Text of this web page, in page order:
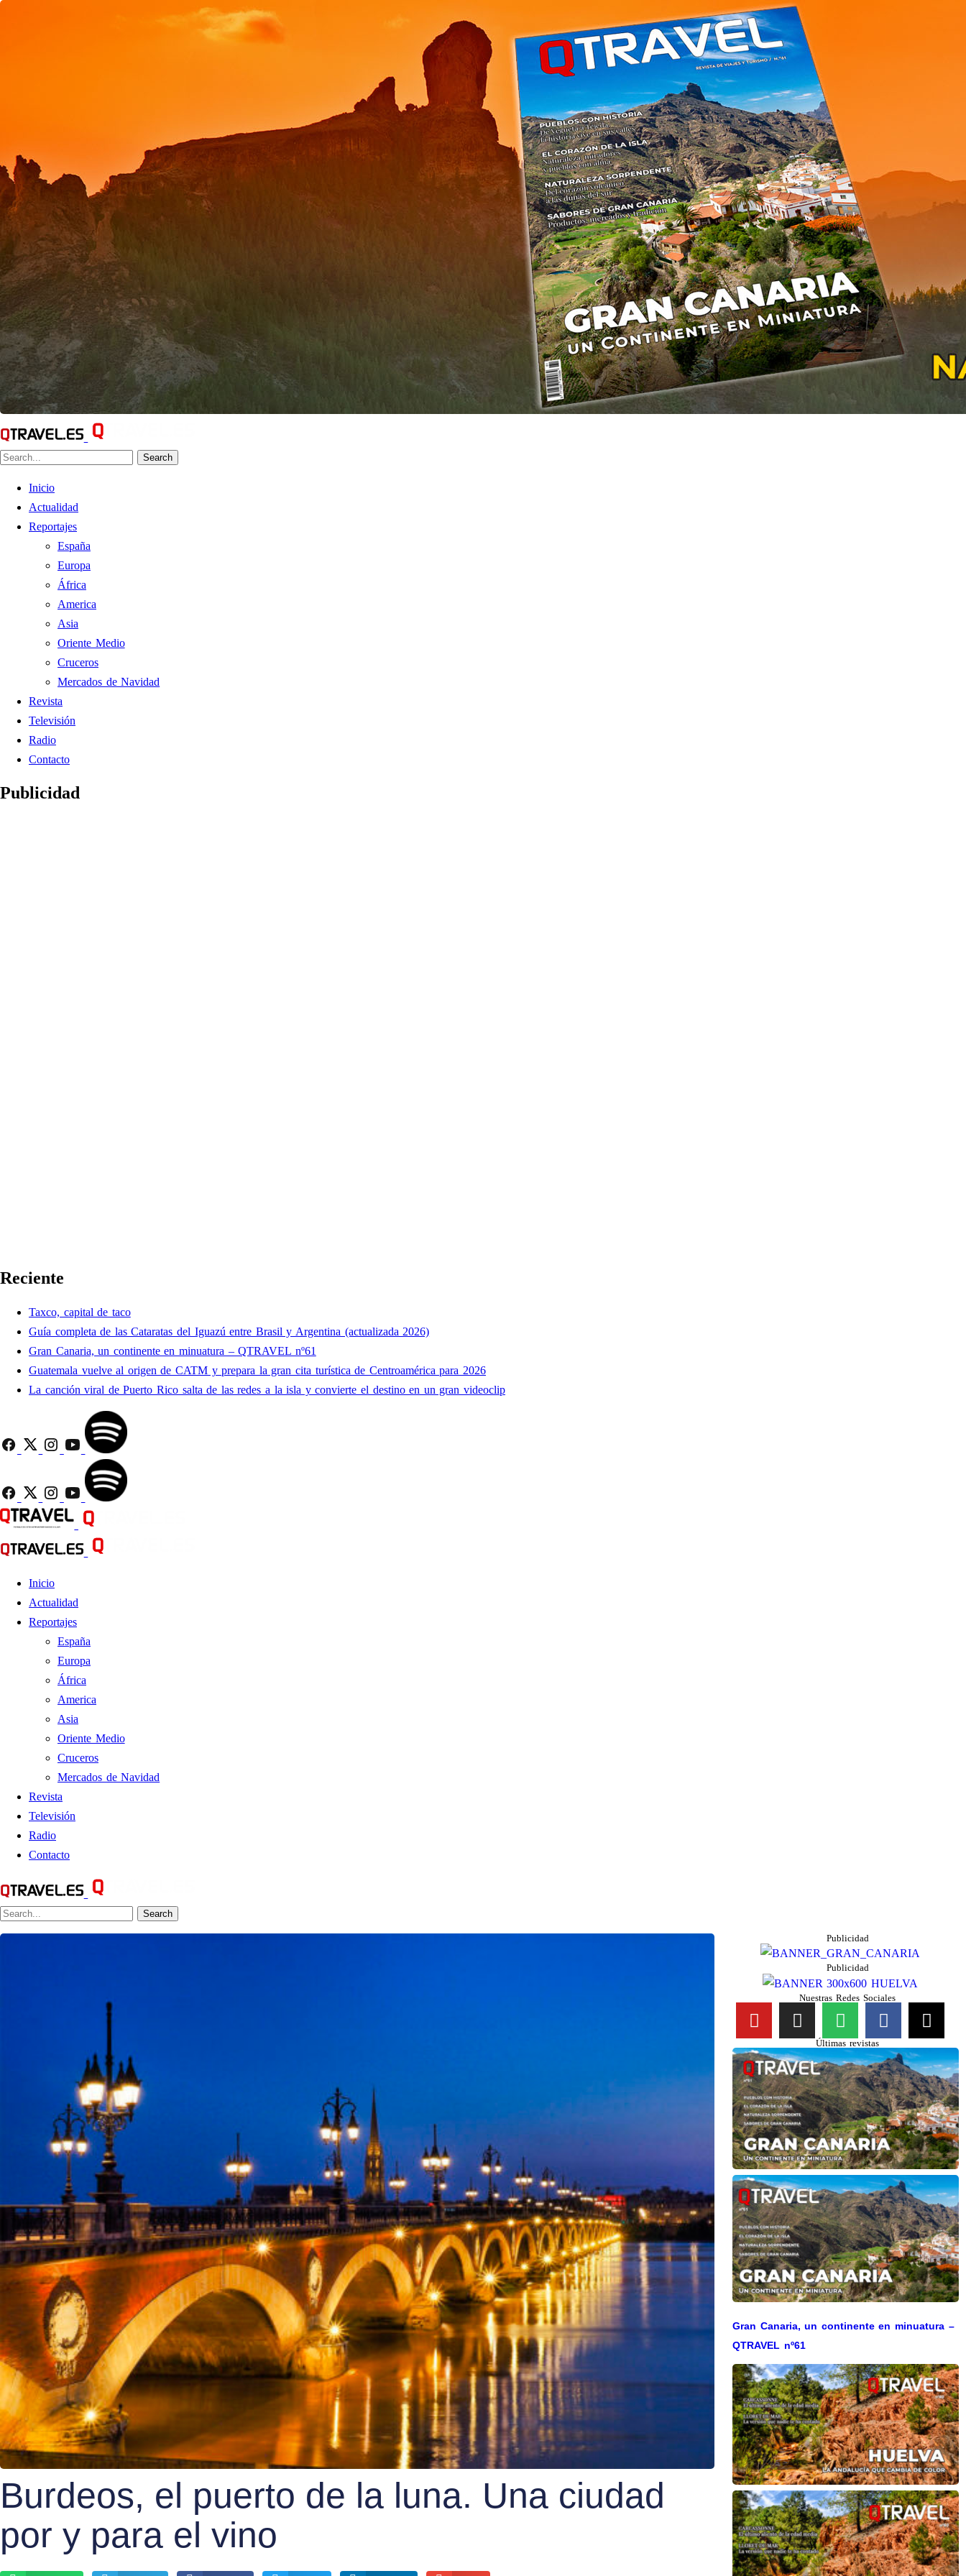
Search
Inicio
Actualidad
Reportajes
España
Europa
África
America
Asia
Oriente Medio
Cruceros
Mercados de Navidad
Revista
Televisión
Radio
Contacto
Publicidad
Reciente
Taxco, capital de taco
Guía completa de las Cataratas del Iguazú entre Brasil y Argentina (actualizada 2026)
Gran Canaria, un continente en minuatura – QTRAVEL nº61
Guatemala vuelve al origen de CATM y prepara la gran cita turística de Centroamérica para 2026
La canción viral de Puerto Rico salta de las redes a la isla y convierte el destino en un gran videoclip
Inicio
Actualidad
Reportajes
España
Europa
África
America
Asia
Oriente Medio
Cruceros
Mercados de Navidad
Revista
Televisión
Radio
Contacto
Search
Burdeos, el puerto de la luna. Una ciudad
por y para el vino
Publicidad
Publicidad
Nuestras Redes Sociales
Últimas revistas
Gran Canaria, un continente en minuatura –
QTRAVEL nº61